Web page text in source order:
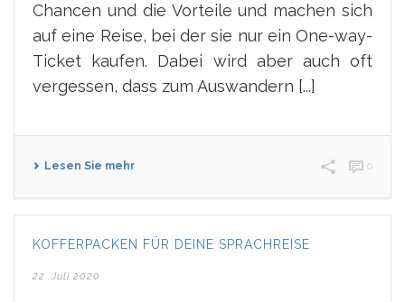
Chancen und die Vorteile und machen sich
auf eine Reise, bei der sie nur ein One-way-
Ticket kaufen. Dabei wird aber auch oft
vergessen, dass zum Auswandern [...]
Lesen Sie mehr 0
KOFFERPACKEN FÜR DEINE SPRACHREISE
22. Juli 2020